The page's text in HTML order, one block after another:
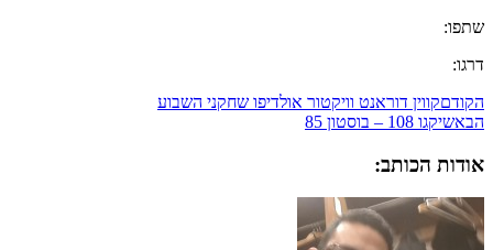
שתפו:
דרגו:
הקודםקווין דוראנט וויקטור אולדיפו שחקני השבוע
הבאשיקגו 108 – בוסטון 85
אודות הכותב: